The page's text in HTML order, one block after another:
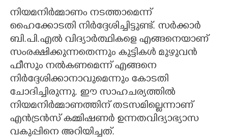
നിയമനിർമ്മാണം നടത്താമെന്ന്
ഹൈക്കോടതി നിർദ്ദേശിച്ചിട്ടുണ്ട്. സർക്കാർ
ബി.പി.എൽ വിദ്യാർത്ഥികളെ എങ്ങനെയാണ്
സംരക്ഷിക്കുന്നതെന്നും കുട്ടികൾ മുഴുവൻ
ഫീസും നൽകണമെന്ന് എങ്ങനെ
നിർദ്ദേശിക്കാനാവുമെന്നും കോടതി
ചോദിച്ചിരുന്നു. ഈ സാഹചര്യത്തിൽ
നിയമനിർമ്മാണത്തിന് തടസമില്ലെന്നാണ്
എൻട്രൻസ് കമ്മിഷണർ ഉന്നതവിദ്യാഭ്യാസ
വകുപ്പിനെ അറിയിച്ചത്.